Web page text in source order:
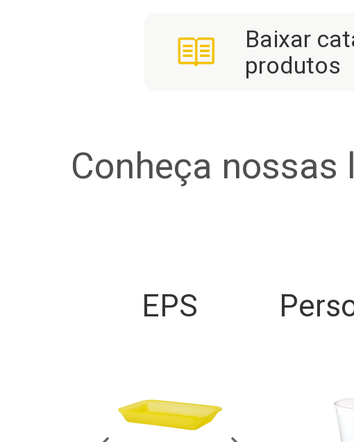
Baixar
produtos
Conheça nossas
EPS